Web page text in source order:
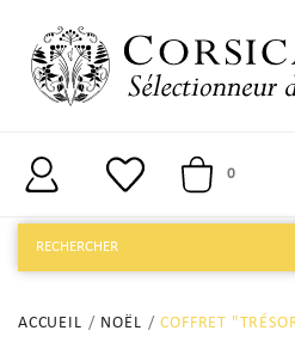
0
ACCUEIL NOËL COFFRET